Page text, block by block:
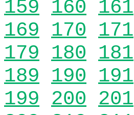
159 160 161
169 170 171
179 180 181
189 190 191
199 200 201